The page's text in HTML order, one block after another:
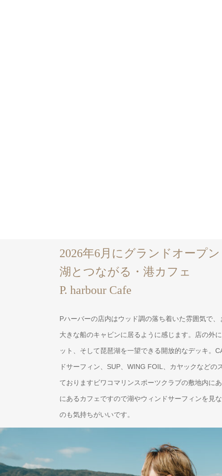
2026年6月にグランドオープン
湖とつながる・港カフェ
P. harbour Cafe
Pハーバーの店内はウッド調の落ち着いた雰囲気で、
大きな船のキャビンに居るように感じます。店の外
ット、そして琵琶湖を一望できる開放的なデッキ。
ドサーフィン、SUP、WING FOIL、カヤックなどの
ておりますビワコマリンスポーツクラブの敷地内に
にあるカフェですので湖やウィンドサーフィンを見
のも気持ちがいいです。